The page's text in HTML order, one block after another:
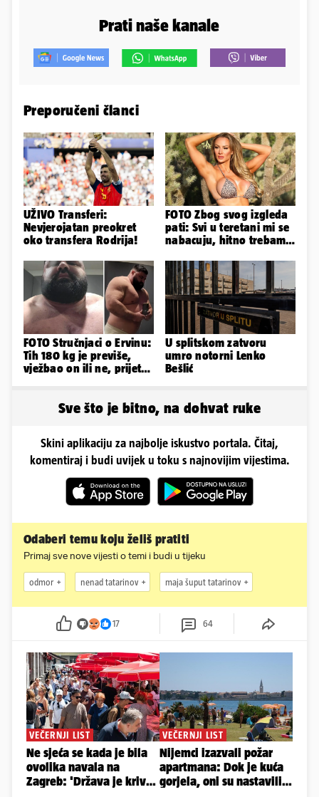
Prati naše kanale
Preporučeni članci
UŽIVO Transferi:
Nevjerojatan preokret
oko transfera Rodrija!
FOTO Zbog svog izgleda
pati: Svi u teretani mi se
nabacuju, hitno trebam
FOTO Stručnjaci o Ervinu:
Tih 180 kg je previše,
vježbao on ili ne, prijete
U splitskom zatvoru
umro notorni Lenko
Bešlić
Sve što je bitno, na dohvat ruke
Skini aplikaciju za najbolje iskustvo portala. Čitaj,
komentiraj i budi uvijek u toku s najnovijim vijestima.
Odaberi temu koju želiš pratiti
Primaj sve nove vijesti o temi i budi u tijeku
odmor nenad tatarinov maja šuput tatarinov
17 64